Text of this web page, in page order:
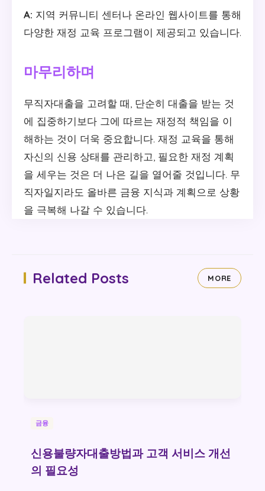
A: 지역 커뮤니티 센터나 온라인 웹사이트를 통해
다양한 재정 교육 프로그램이 제공되고 있습니다.
마무리하며
무직자대출을 고려할 때, 단순히 대출을 받는 것
에 집중하기보다 그에 따르는 재정적 책임을 이
해하는 것이 더욱 중요합니다. 재정 교육을 통해
자신의 신용 상태를 관리하고, 필요한 재정 계획
을 세우는 것은 더 나은 길을 열어줄 것입니다. 무
직자일지라도 올바른 금융 지식과 계획으로 상황
을 극복해 나갈 수 있습니다.
Related Posts MORE
금융
신용불량자대출방법과 고객 서비스 개선
의 필요성